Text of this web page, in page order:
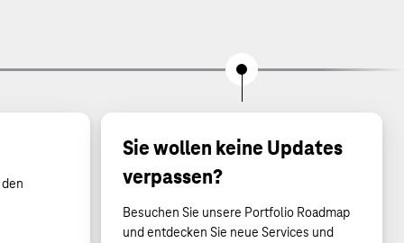
Sie wollen keine Updates
verpassen?
Besuchen Sie unsere Portfolio Roadmap
und entdecken Sie neue Services und